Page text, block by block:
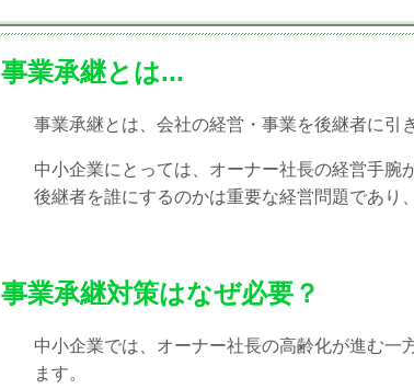
事業承継とは...
事業承継とは、会社の経営・事業を後継者に引
中小企業にとっては、オーナー社長の経営手腕
後継者を誰にするのかは重要な経営問題であり
事業承継対策はなぜ必要？
中小企業では、オーナー社長の高齢化が進む一
ます。